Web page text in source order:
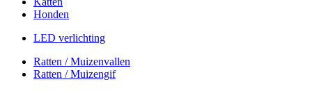
Honden
LED verlichting
Ratten / Muizenvallen
Ratten / Muizengif